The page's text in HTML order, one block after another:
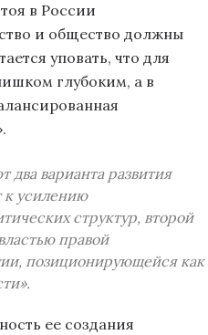
в России
и общество должны
уповать, что для
глубоким, а в
два варианта развития
к усилению
структур, второй
правой
позиционирующейся как
ее создания